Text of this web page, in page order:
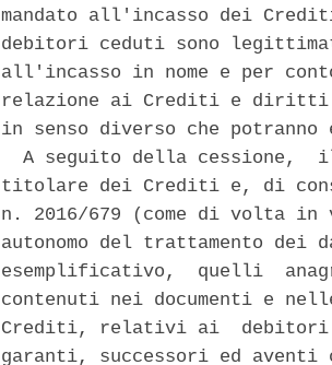
mandato all'incasso dei
debitori ceduti sono
all'incasso in nome e per
relazione ai Crediti e diritti
in senso diverso che
A seguito della cessione,
titolare dei Crediti e, di
n. 2016/679 (come di volta
autonomo del trattamento
esemplificativo,  quelli
contenuti nei documenti e
Crediti, relativi ai
garanti, successori ed